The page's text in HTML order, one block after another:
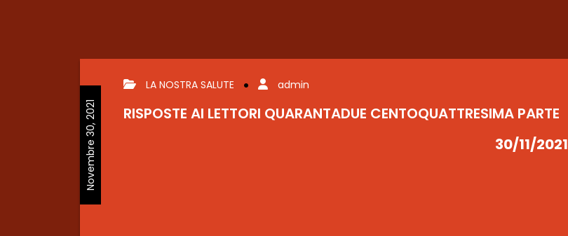
Novembre 30, 2021
LA NOSTRA SALUTE admin
RISPOSTE AI LETTORI QUARANTADUE CENTOQUATTRESIMA PARTE
30/11/2021